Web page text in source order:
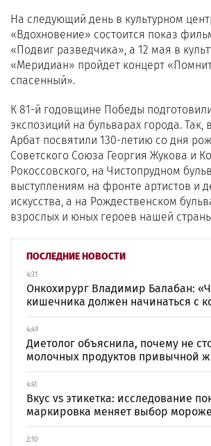
ПОСЛЕДНИЕ НОВОСТИ
4:31
Онкохирург Владимир Балабан:
кишечника должен начинаться с
4:49
Диетолог объяснила, почему не
молочных продуктов привычной
4:41
Вкус vs этикетка: исследование
маркировка меняет выбор
2:10
На следующий день в культурном
«Вдохновение» состоится показ
«Подвиг разведчика», а 12 мая в
«Меридиан» пройдет концерт
спасенный».
К 81-й годовщине Победы
экспозиций на бульварах города. Так,
Арбат посвятили 130-летию со дня
Советского Союза Георгия Жукова и
Рокоссовского, на Чистопрудном
выступлениям на фронте артистов и
искусства, а на Рождественском
взрослых и юных героев нашей